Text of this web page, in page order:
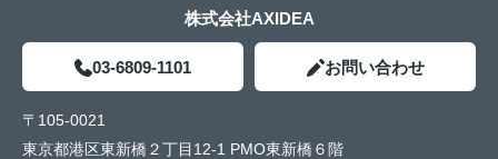
株式会社AXIDEA
03-6809-1101 お問い合わせ
〒105-0021
東京都港区東新橋２丁目12-1 PMO東新橋６階